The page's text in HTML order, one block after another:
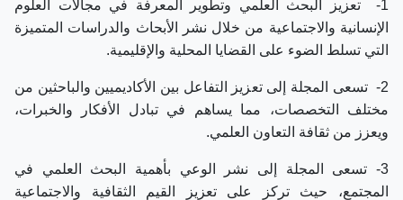
1-
تعزيز البحث العلمي وتطوير المعرفة في مجالات العلوم
الإنسانية والاجتماعية من خلال نشر الأبحاث والدراسات المتميزة
التي تسلط الضوء على القضايا المحلية والإقليمية.
2- تسعى المجلة إلى تعزيز التفاعل بين الأكاديميين والباحثين من
مختلف التخصصات، مما يساهم في تبادل الأفكار والخبرات،
ويعزز من ثقافة التعاون العلمي.
3- تسعى المجلة إلى نشر الوعي بأهمية البحث العلمي في
المجتمع، حيث تركز على تعزيز القيم الثقافية والاجتماعية